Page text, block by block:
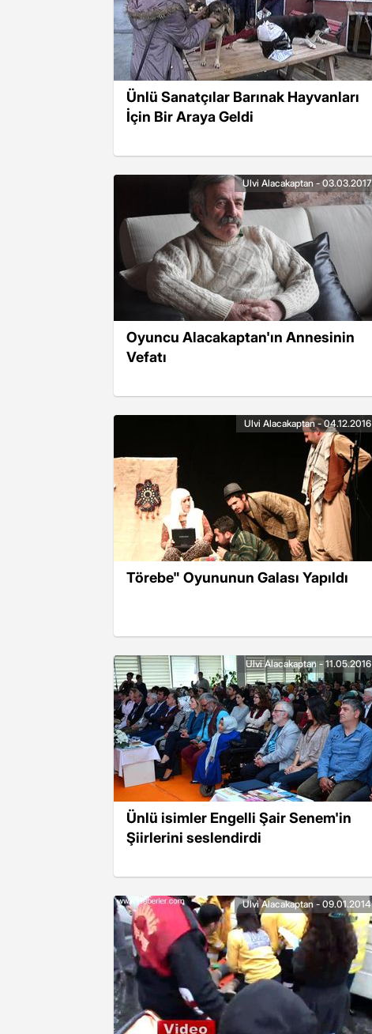
Ünlü Sanatçılar Barınak Hayvanları
İçin Bir Araya Geldi
Oyuncu Alacakaptan'ın Annesinin
Vefatı
Ulvi Alacakaptan - 03.03.2017
Törebe" Oyununun Galası Yapıldı
Ulvi Alacakaptan - 04.12.2016
Ünlü isimler Engelli Şair Senem'in
Şiirlerini seslendirdi
Ulvi Alacakaptan - 11.05.2016
Ulvi Alacakaptan - 09.01.2014